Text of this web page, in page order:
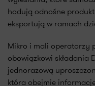
hodują odnośne
eksportują w ramach
Mikro i mali operatorzy
obowiązkowi składania
jednorazową
która obejmie